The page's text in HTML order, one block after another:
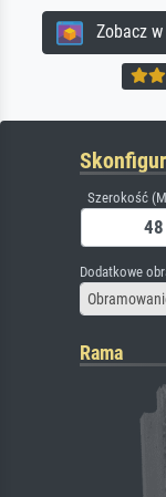
Zobacz w
Szerokość
Dodatkowe
Rama